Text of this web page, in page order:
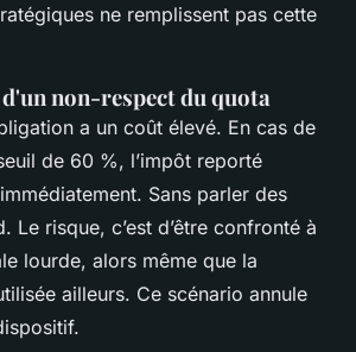
ne remplissent pas cette
d'un non-respect du quota
a un coût élevé. En cas de
de 60 %, l’impôt reporté
Sans parler des
Le risque, c’est d’être confronté à
lourde, alors même que la
ailleurs. Ce scénario annule